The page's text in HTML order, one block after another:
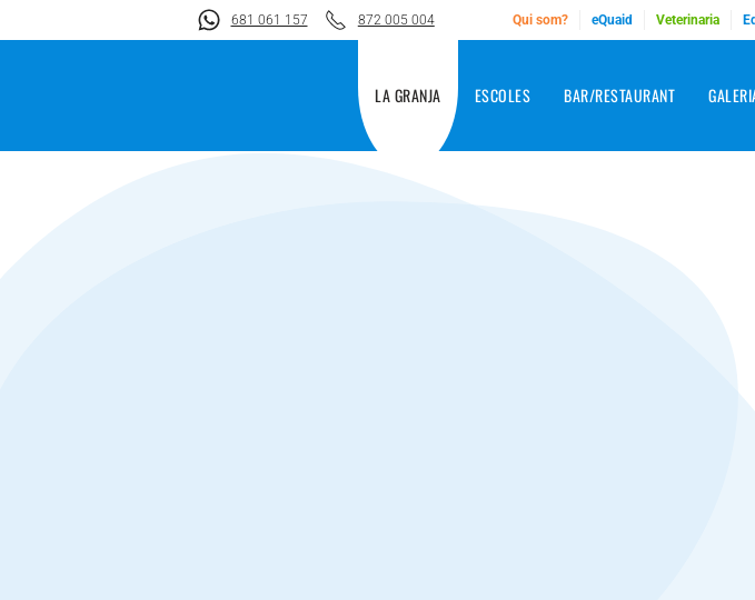
681 061 157 872 005 004 Qui som? eQuaid Veterinaria
LA GRANJA ESCOLES BAR/RESTAURANT